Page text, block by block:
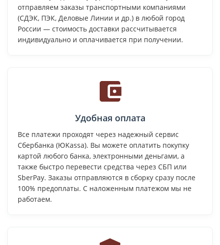
отправляем заказы транспортными компаниями
(СДЭК, ПЭК, Деловые Линии и др.) в любой город
России — стоимость доставки рассчитывается
индивидуально и оплачивается при получении.
Удобная оплата
Все платежи проходят через надежный сервис
Сбербанка (ЮKassa). Вы можете оплатить покупку
картой любого банка, электронными деньгами, а
также быстро перевести средства через СБП или
SberPay. Заказы отправляются в сборку сразу после
100% предоплаты. С наложенным платежом мы не
работаем.